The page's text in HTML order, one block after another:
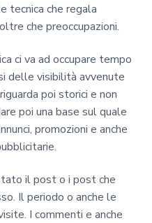
tecnica che regala
che preoccupazioni.
ci va ad occupare tempo
delle visibilità avvenute
poi storici e non
poi una base sul quale
promozioni e anche
il post o i post che
Il periodo o anche le
I commenti e anche